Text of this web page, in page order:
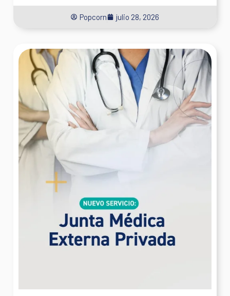
Popcorn julio 28, 2026